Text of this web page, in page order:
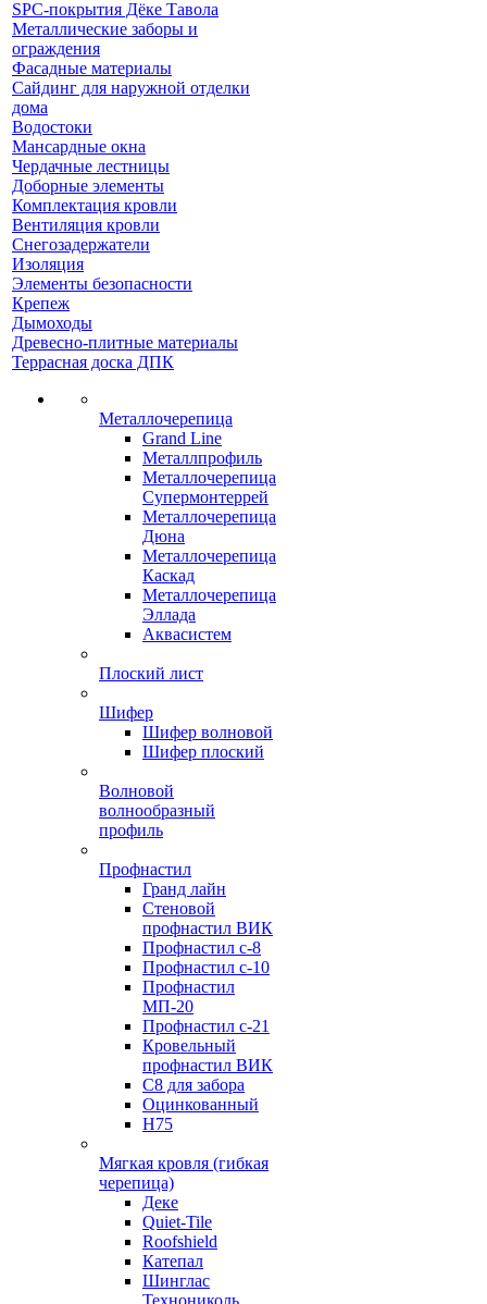
SPC-покрытия Дёке Тавола
Металлические заборы и
ограждения
Фасадные материалы
Сайдинг для наружной отделки
дома
Водостоки
Мансардные окна
Чердачные лестницы
Доборные элементы
Комплектация кровли
Вентиляция кровли
Снегозадержатели
Изоляция
Элементы безопасности
Крепеж
Дымоходы
Древесно-плитные материалы
Террасная доска ДПК
Металлочерепица
Grand Line
Металлпрофиль
Металлочерепица
Супермонтеррей
Металлочерепица
Дюна
Металлочерепица
Каскад
Металлочерепица
Эллада
Аквасистем
Плоский лист
Шифер
Шифер волновой
Шифер плоский
Волновой
волнообразный
профиль
Профнастил
Гранд лайн
Стеновой
профнастил ВИК
Профнастил с-8
Профнастил с-10
Профнастил
МП-20
Профнастил с-21
Кровельный
профнастил ВИК
С8 для забора
Оцинкованный
Н75
Мягкая кровля (гибкая
черепица)
Деке
Quiet-Tile
Roofshield
Катепал
Шинглас
Технониколь